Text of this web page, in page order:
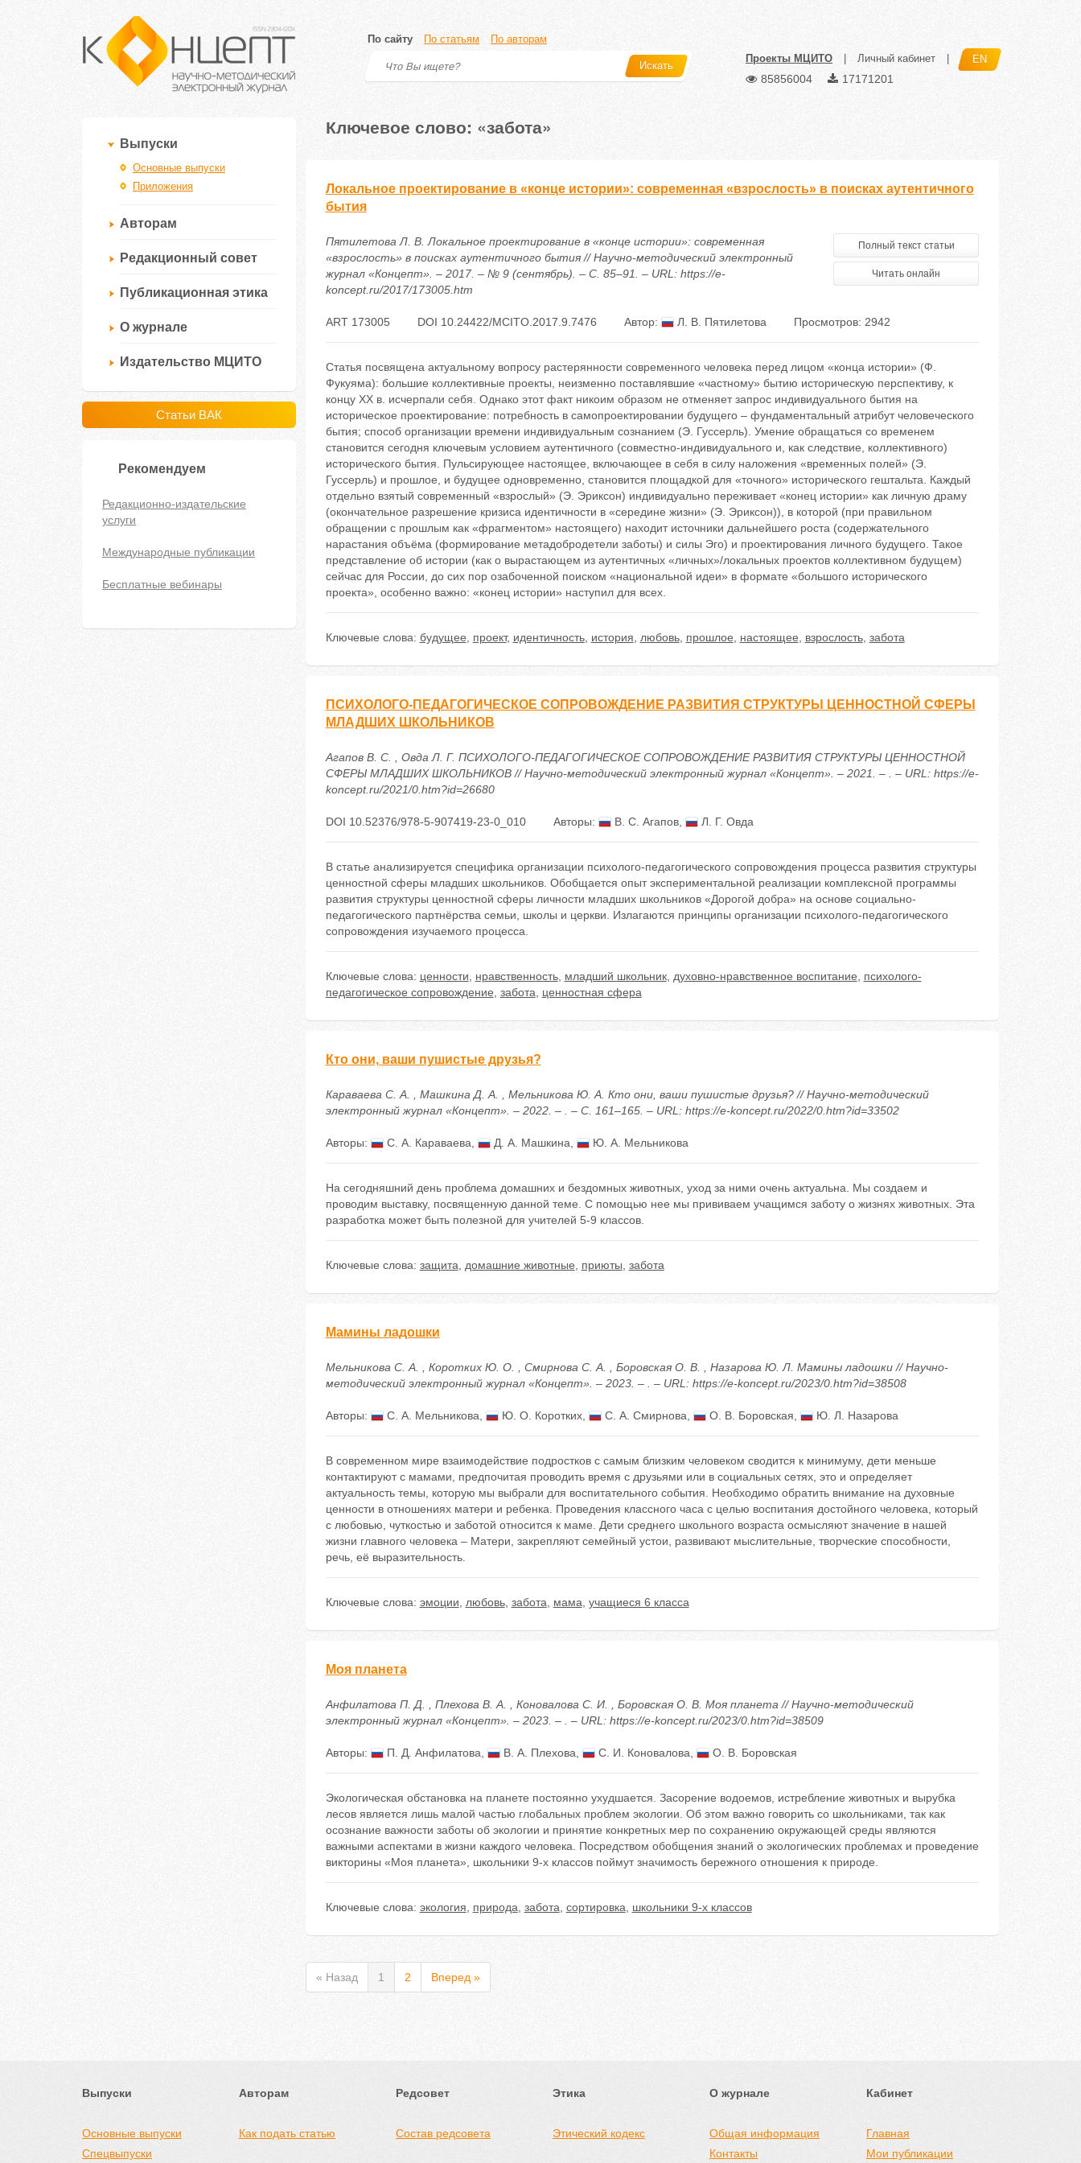
По сайту По статьям По авторам
Искать
Проекты МЦИТО Личный кабинет EN
85856004 17171201
Выпуски
Основные выпуски
Приложения
Авторам
Редакционный совет
Публикационная этика
О журнале
Издательство МЦИТО
Статьи ВАК
Рекомендуем
Редакционно-издательские
услуги
Международные публикации
Бесплатные вебинары
Ключевое слово: «забота»
Локальное проектирование в «конце истории»: современная «взрослость» в поисках аутентичного
бытия
Пятилетова Л. В. Локальное проектирование в «конце истории»: современная
«взрослость» в поисках аутентичного бытия // Научно-методический электронный
журнал «Концепт». – 2017. – № 9 (сентябрь). – С. 85–91. – URL: https://e-
koncept.ru/2017/173005.htm
Полный текст статьи
Читать онлайн
ART 173005 DOI 10.24422/MCITO.2017.9.7476 Автор: Л. В. Пятилетова Просмотров: 2942
Статья посвящена актуальному вопросу растерянности современного человека перед лицом «конца истории» (Ф.
Фукуяма): большие коллективные проекты, неизменно поставлявшие «частному» бытию историческую перспективу, к
концу ХХ в. исчерпали себя. Однако этот факт никоим образом не отменяет запрос индивидуального бытия на
историческое проектирование: потребность в самопроектировании будущего – фундаментальный атрибут человеческого
бытия; способ организации времени индивидуальным сознанием (Э. Гуссерль). Умение обращаться со временем
становится сегодня ключевым условием аутентичного (совместно-индивидуального и, как следствие, коллективного)
исторического бытия. Пульсирующее настоящее, включающее в себя в силу наложения «временных полей» (Э.
Гуссерль) и прошлое, и будущее одновременно, становится площадкой для «точного» исторического гештальта. Каждый
отдельно взятый современный «взрослый» (Э. Эриксон) индивидуально переживает «конец истории» как личную драму
(окончательное разрешение кризиса идентичности в «середине жизни» (Э. Эриксон)), в которой (при правильном
обращении с прошлым как «фрагментом» настоящего) находит источники дальнейшего роста (содержательного
нарастания объёма (формирование метадобродетели заботы) и силы Эго) и проектирования личного будущего. Такое
представление об истории (как о вырастающем из аутентичных «личных»/локальных проектов коллективном будущем)
сейчас для России, до сих пор озабоченной поиском «национальной идеи» в формате «большого исторического
проекта», особенно важно: «конец истории» наступил для всех.
Ключевые слова: будущее проект, идентичность, история любовь, прошлое настоящее взрослость, забота
ПСИХОЛОГО-ПЕДАГОГИЧЕСКОЕ СОПРОВОЖДЕНИЕ РАЗВИТИЯ СТРУКТУРЫ ЦЕННОСТНОЙ СФЕРЫ
МЛАДШИХ ШКОЛЬНИКОВ
Агапов В. С. , Овда Л. Г. ПСИХОЛОГО-ПЕДАГОГИЧЕСКОЕ СОПРОВОЖДЕНИЕ РАЗВИТИЯ СТРУКТУРЫ ЦЕННОСТНОЙ
СФЕРЫ МЛАДШИХ ШКОЛЬНИКОВ // Научно-методический электронный журнал «Концепт». – 2021. – . – URL: https://e-
koncept.ru/2021/0.htm?id=26680
DOI 10.52376/978-5-907419-23-0_010 Авторы: В. С. Агапов, Л. Г. Овда
В статье анализируется специфика организации психолого-педагогического сопровождения процесса развития структуры
ценностной сферы младших школьников. Обобщается опыт экспериментальной реализации комплексной программы
развития структуры ценностной сферы личности младших школьников «Дорогой добра» на основе социально-
педагогического партнёрства семьи, школы и церкви. Излагаются принципы организации психолого-педагогического
сопровождения изучаемого процесса.
Ключевые слова: ценности нравственность, младший школьник, духовно-нравственное воспитание
психолого-
педагогическое сопровождение забота ценностная сфера
Кто они, ваши пушистые друзья?
Караваева С. А. , Машкина Д. А. , Мельникова Ю. А. Кто они, ваши пушистые друзья? // Научно-методический
электронный журнал «Концепт». – 2022. – . – С. 161–165. – URL: https://e-koncept.ru/2022/0.htm?id=33502
Авторы: С. А. Караваева Д. А. Машкина Ю. А. Мельникова
На сегодняшний день проблема домашних и бездомных животных, уход за ними очень актуальна. Мы создаем и
проводим выставку, посвященную данной теме. С помощью нее мы прививаем учащимся заботу о жизнях животных. Эта
разработка может быть полезной для учителей 5-9 классов.
Ключевые слова: защита домашние животные приюты забота
Мамины ладошки
Мельникова С. А. , Коротких Ю. О. , Смирнова С. А. , Боровская О. В. , Назарова Ю. Л. Мамины ладошки // Научно-
методический электронный журнал «Концепт». – 2023. – . – URL: https://e-koncept.ru/2023/0.htm?id=38508
Авторы: С. А. Мельникова Ю. О. Коротких, С. А. Смирнова О. В. Боровская Ю. Л. Назарова
В современном мире взаимодействие подростков с самым близким человеком сводится к минимуму, дети меньше
контактируют с мамами, предпочитая проводить время с друзьями или в социальных сетях, это и определяет
актуальность темы, которую мы выбрали для воспитательного события. Необходимо обратить внимание на духовные
ценности в отношениях матери и ребенка. Проведения классного часа с целью воспитания достойного человека, который
с любовью, чуткостью и заботой относится к маме. Дети среднего школьного возраста осмысляют значение в нашей
жизни главного человека – Матери, закрепляют семейный устои, развивают мыслительные, творческие способности,
речь, её выразительность.
Ключевые слова: эмоции любовь, забота мама учащиеся 6 класса
Моя планета
Анфилатова П. Д. , Плехова В. А. , Коновалова С. И. , Боровская О. В. Моя планета // Научно-методический
электронный журнал «Концепт». – 2023. – . – URL: https://e-koncept.ru/2023/0.htm?id=38509
Авторы: П. Д. Анфилатова В. А. Плехова С. И. Коновалова О. В. Боровская
Экологическая обстановка на планете постоянно ухудшается. Засорение водоемов, истребление животных и вырубка
лесов является лишь малой частью глобальных проблем экологии. Об этом важно говорить со школьниками, так как
осознание важности заботы об экологии и принятие конкретных мер по сохранению окружающей среды являются
важными аспектами в жизни каждого человека. Посредством обобщения знаний о экологических проблемах и проведение
викторины «Моя планета», школьники 9-х классов поймут значимость бережного отношения к природе.
Ключевые слова: экология природа забота сортировка школьники 9-х классов
« Назад 1 2 Вперед »
Выпуски
Основные выпуски
Спецвыпуски
Авторам
Как подать статью
Редсовет
Состав редсовета
Этика
Этический кодекс
О журнале
Общая информация
Контакты
Кабинет
Главная
Мои публикации